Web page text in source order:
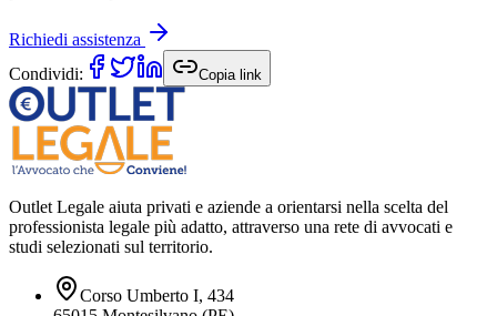
Richiedi assistenza
Condividi:
Copia link
Outlet Legale aiuta privati e aziende a orientarsi nella scelta del
professionista legale più adatto, attraverso una rete di avvocati e
studi selezionati sul territorio.
Corso Umberto I, 434